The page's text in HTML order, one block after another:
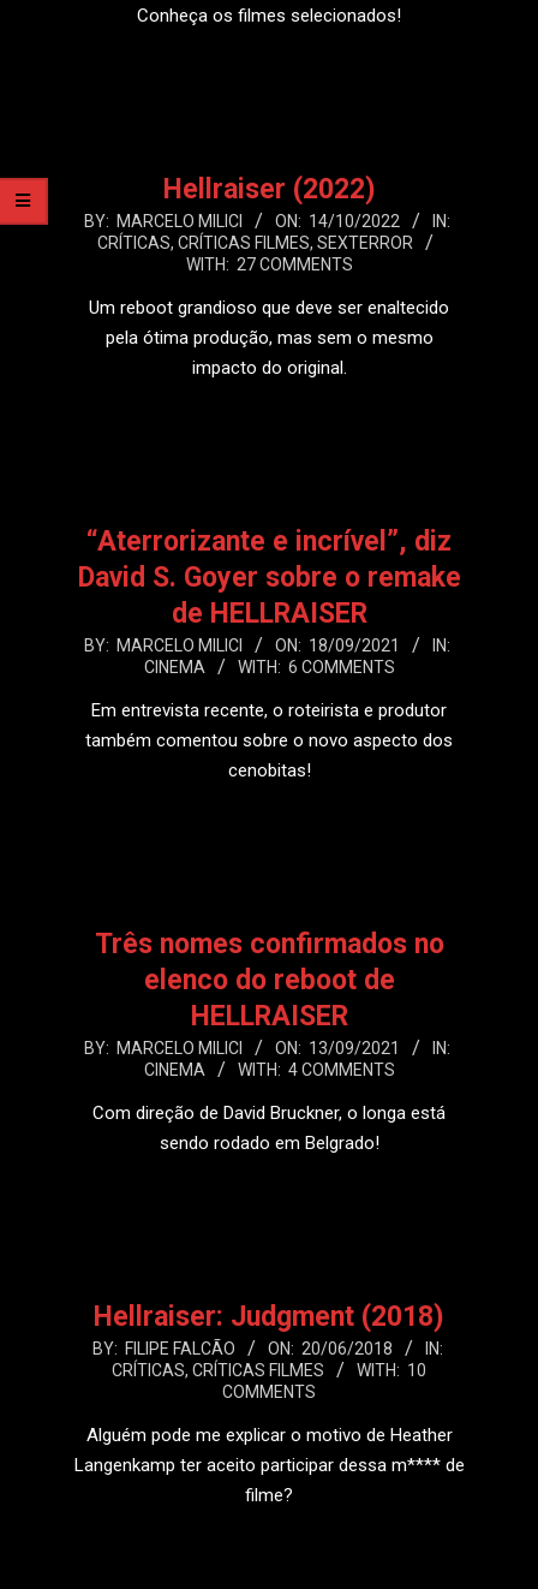
Conheça os filmes selecionados!
Hellraiser (2022)
2022-
BY: MARCELO MILICI ON: 14/10/2022
IN:
CRÍTICAS, CRÍTICAS FILMES, SEXTERROR
WITH: 27 COMMENTS
Um reboot grandioso que deve ser enaltecido
pela ótima produção, mas sem o mesmo
impacto do original.
“Aterrorizante e incrível”, diz
David S. Goyer sobre o remake
de HELLRAISER
2021-
BY: MARCELO MILICI ON: 18/09/2021
IN:
CINEMA
WITH: 6 COMMENTS
Em entrevista recente, o roteirista e produtor
também comentou sobre o novo aspecto dos
cenobitas!
Três nomes confirmados no
elenco do reboot de
HELLRAISER
2021-
BY: MARCELO MILICI ON: 13/09/2021
IN:
CINEMA
WITH: 4 COMMENTS
Com direção de David Bruckner, o longa está
sendo rodado em Belgrado!
Hellraiser: Judgment (2018)
2018-
BY: FILIPE FALCÃO ON: 20/06/2018
IN:
CRÍTICAS, CRÍTICAS FILMES WITH: 10
COMMENTS
Alguém pode me explicar o motivo de Heather
Langenkamp ter aceito participar dessa m**** de
filme?